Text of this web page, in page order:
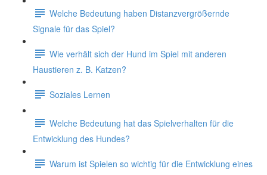
Welche Bedeutung haben Distanzvergrößernde
Signale für das Spiel?
Wie verhält sich der Hund im Spiel mit anderen
Haustieren z. B. Katzen?
Soziales Lernen
Welche Bedeutung hat das Spielverhalten für die
Entwicklung des Hundes?
Warum ist Spielen so wichtig für die Entwicklung eines